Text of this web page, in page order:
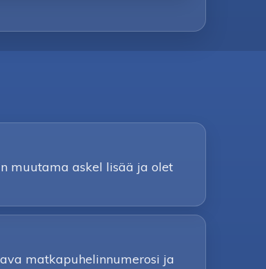
muutama askel lisää ja olet
matkapuhelinnumerosi ja